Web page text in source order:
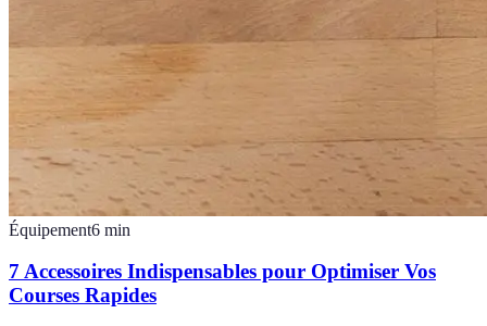
Équipement6 min
7 Accessoires Indispensables pour Optimiser Vos
Courses Rapides